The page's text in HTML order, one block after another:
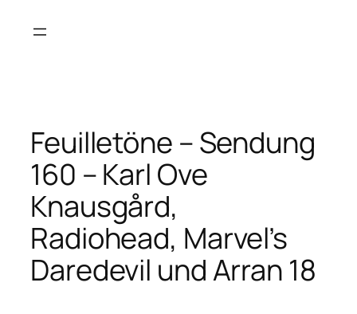
Inhalt
Feuilletöne – Sendung
160 – Karl Ove
Knausgård,
Radiohead, Marvel’s
Daredevil und Arran 18